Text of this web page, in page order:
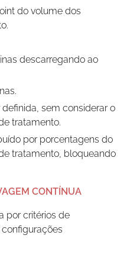
do volume dos
descarregando ao
sem considerar o
tratamento.
por porcentagens do
tratamento, bloqueando
CONTÍNUA
por critérios de